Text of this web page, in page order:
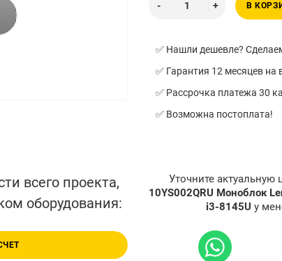
В
✅ Нашли дешевле?
✅ Гарантия 12 месяцев на
✅ Рассрочка платежа 30
✅ Возможна постоплата!
всего проекта,
оборудования:
Уточните актуальную
10YS002QRU Моноблок
i3-8145U у